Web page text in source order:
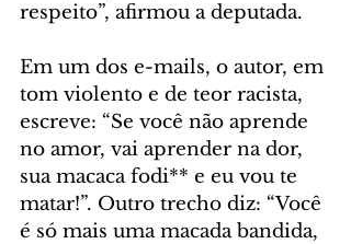
respeito”, afirmou a deputada.
Em um dos e-mails, o autor, em
tom violento e de teor racista,
escreve: “Se você não aprende
no amor, vai aprender na dor,
sua macaca fodi** e eu vou te
matar!”. Outro trecho diz: “Você
é só mais uma macada bandida,